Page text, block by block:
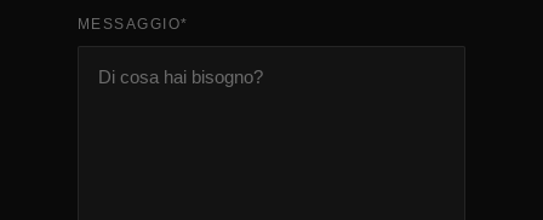
MESSAGGIO*